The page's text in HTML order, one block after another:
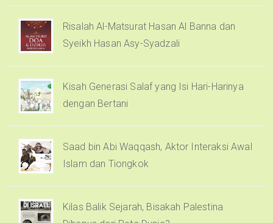
Risalah Al-Matsurat Hasan Al Banna dan
Syeikh Hasan Asy-Syadzali
Kisah Generasi Salaf yang Isi Hari-Harinya
dengan Bertani
Saad bin Abi Waqqash, Aktor Interaksi Awal
Islam dan Tiongkok
Kilas Balik Sejarah, Bisakah Palestina